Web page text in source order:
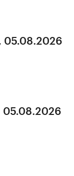
05.08.2026
05.08.2026